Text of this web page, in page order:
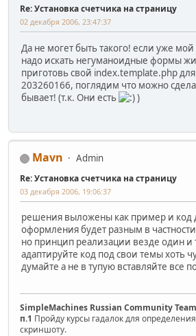
Re: Установка счетчика на страницу
02 декабря 2006, 23:47:37
Да не могет быть такого! если уже мой
надо искать негуманоидные формы
приготовь свой index.template.php
203260166, поглядим что можно
бывает! (т.к. Они есть
)
Mavn Admin
Re: Установка счетчика на страницу
03 декабря 2006, 19:06:37
решения выложены как пример и код
оформления будет разным в
но принцип реализации везде один и
адаптируйте код под свои темы хоть
думайте а не в тупую вставляйте все
SimpleMachines Russian Community Team
п.1 Пройду курсы гадалок для
скриншоту.